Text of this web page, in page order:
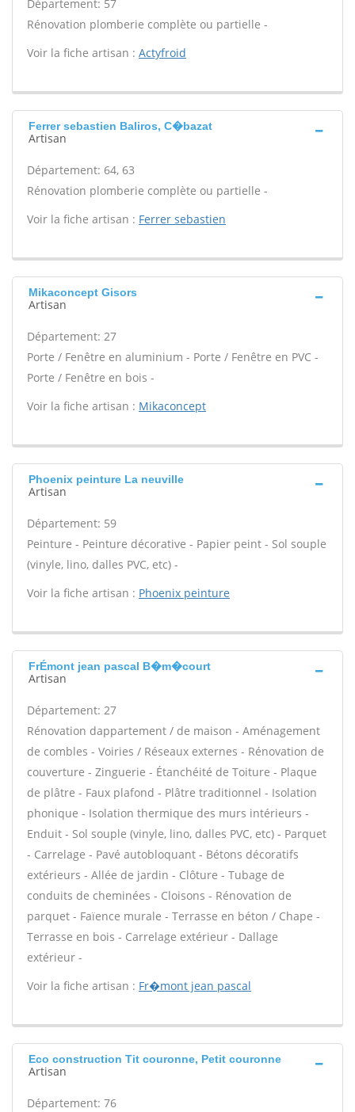
Département: 57
Rénovation plomberie complète ou partielle -
Voir la fiche artisan : Actyfroid
Ferrer sebastien Baliros, C�bazat
Artisan
Département: 64, 63
Rénovation plomberie complète ou partielle -
Voir la fiche artisan : Ferrer sebastien
Mikaconcept Gisors
Artisan
Département: 27
Porte / Fenêtre en aluminium - Porte / Fenêtre en PVC -
Porte / Fenêtre en bois -
Voir la fiche artisan : Mikaconcept
Phoenix peinture La neuville
Artisan
Département: 59
Peinture - Peinture décorative - Papier peint - Sol souple
(vinyle, lino, dalles PVC, etc) -
Voir la fiche artisan : Phoenix peinture
FrÉmont jean pascal B�m�court
Artisan
Département: 27
Rénovation dappartement / de maison - Aménagement
de combles - Voiries / Réseaux externes - Rénovation de
couverture - Zinguerie - Étanchéité de Toiture - Plaque
de plâtre - Faux plafond - Plâtre traditionnel - Isolation
phonique - Isolation thermique des murs intérieurs -
Enduit - Sol souple (vinyle, lino, dalles PVC, etc) - Parquet
- Carrelage - Pavé autobloquant - Bétons décoratifs
extérieurs - Allée de jardin - Clôture - Tubage de
conduits de cheminées - Cloisons - Rénovation de
parquet - Faïence murale - Terrasse en béton / Chape -
Terrasse en bois - Carrelage extérieur - Dallage
extérieur -
Voir la fiche artisan : Fr�mont jean pascal
Eco construction Tit couronne, Petit couronne
Artisan
Département: 76